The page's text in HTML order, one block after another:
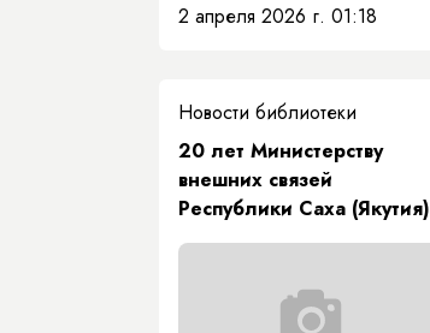
2 апреля 2026 г. 01:18
Новости библиотеки
20 лет Министерству
внешних связей
Республики Саха (Якутия)